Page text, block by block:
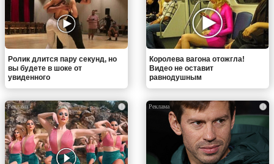
Ролик длится пару секунд, но
вы будете в шоке от
увиденного
Королева вагона отожгла!
Видео не оставит
равнодушным
i i